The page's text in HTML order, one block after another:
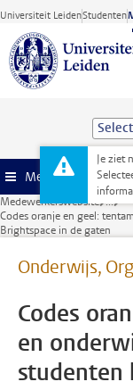
Ga direct naar de
Universiteit LeidenStudenten
Je ziet
Menu
Medewerkerswebsite ...
Codes oranje en geel:
Brightspace in de gaten
Onderwijs,
Codes
en
studenten